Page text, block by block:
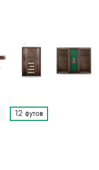
12 футов